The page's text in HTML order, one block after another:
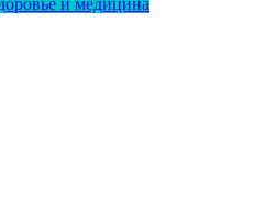
и медицина